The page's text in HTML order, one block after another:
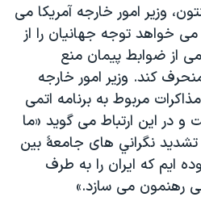
وزير امور خارجه آمريکا می
خواهد توجه جهانيان را از
از ضوابط پيمان منع
کند. وزير امور خارجه
مربوط به برنامه اتمی
در اين ارتباط می گويد «ما
نگراني های جامعۀ بين
ايم که ايران را به طرف
رهنمون می سازد.»